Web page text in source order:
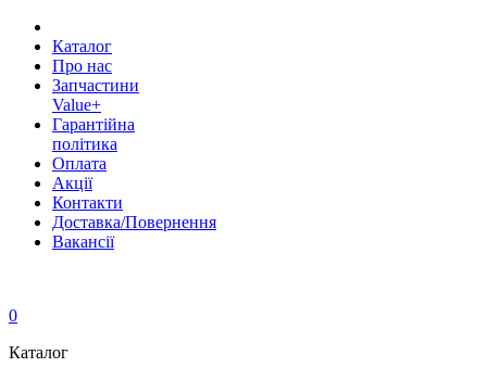
Каталог
Про нас
Запчастини
Value+
Гарантійна
політика
Оплата
Акції
Контакти
Доставка/Повернення
Вакансії
0
Каталог